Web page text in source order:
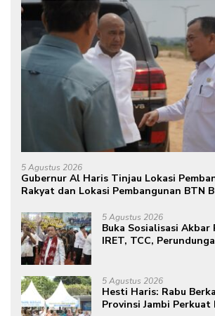
5 Agustus 2026
Gubernur Al Haris Tinjau Lokasi
Rakyat dan Lokasi Pembangunan BTN
5 Agustus 2026
Buka Sosialisasi Akbar
IRET, TCC,
masa depan sudah ada
5 Agustus 2026
Hesti Haris: Rabu
Provinsi Jambi Perkuat